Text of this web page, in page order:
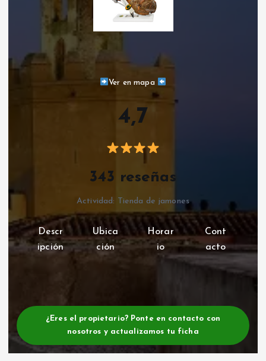
Ver en mapa
4,7
343 reseñas
Actividad: Tienda de jamones
Descr
ipción
Ubica
ción
Horar
io
Cont
acto
¿Eres el propietario? Ponte en contacto con
nosotros y actualizamos tu ficha